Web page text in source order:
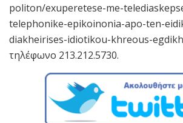
politon/exuperetese-me-
telephonike-epikoinonia-apo-ten-
diakheirises-idiotikou-khreous-
τηλέφωνο 213.212.5730.